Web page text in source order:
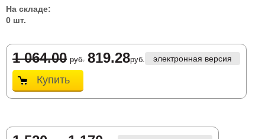
На складе:
0 шт.
1 064.00 руб. 819.28руб. электронная версия
Купить